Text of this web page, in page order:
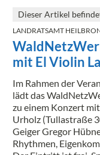
Dieser Artikel
LANDRATSAMT
mit El Violin
Im Rahmen der
lädt das
zu einem Konzert
Urholz (Tullastraße
Geiger Gregor
Rhythmen,